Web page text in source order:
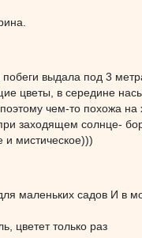
побеги выдала под 3
цветы, в середине
чем-то похожа
заходящем солнце-
и мистическое)))
маленьких садов И в
цветет только раз